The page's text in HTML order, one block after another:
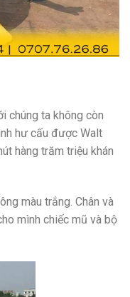
chúng ta không còn
hư cấu được Walt
hàng trăm triệu khán
màu trắng. Chân và
mình chiếc mũ và bộ